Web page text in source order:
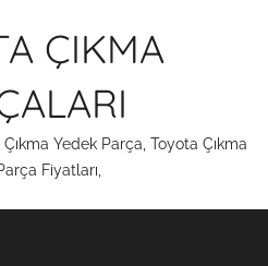
ÇIKMA
Yedek Parça, Toyota Çıkma
Fiyatları,